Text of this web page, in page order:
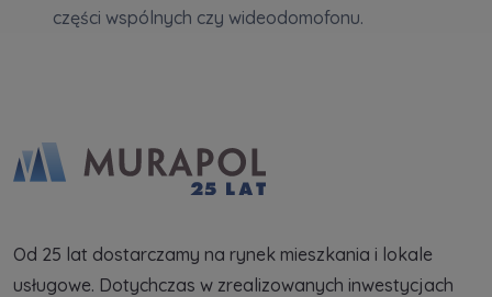
części wspólnych czy wideodomofonu.
Od 25 lat dostarczamy na rynek mieszkania i lokale
usługowe. Dotychczas w zrealizowanych inwestycjach